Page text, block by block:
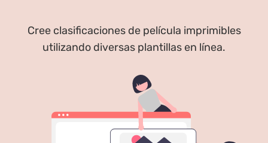
Cree clasificaciones de película imprimibles
utilizando diversas plantillas en línea.